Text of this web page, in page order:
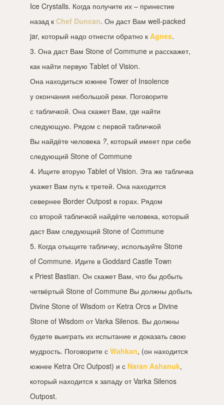
Ice Crystalls. Когда получите их – принестие
назад к Chef Duncan. Он даст Вам well-packed
jar, который надо отнести обратно к Agnes.
3. Она даст Вам Stone of Commune и расскажет,
как найти первую Tablet of Vision.
Она находиться южнее Tower of Insolence
у окончания небольшой реки. Поговорите
с табличкой. Она скажет Вам, где найти
следующую. Рядом с первой табличкой
Вы найдёте человека ?, который имеет при себе
следующий Stone of Commune
4. Ищите вторую Tablet of Vision. Эта же табличка
укажет Вам путь к третей. Она находится
севернее Border Outpost в горах. Рядом
со второй табличкой найдёте человека, который
даст Вам следующий Stone of Commune
5. Когда отыщите табличку, используйте Stone
of Commune. Идите в Goddard Castle Town
к Priest Bastian. Он скажет Вам, что бы добыть
четвёртый Stone of Commune Вы должны добыть
Divine Stone of Wisdom от Ketra Orcs и Divine
Stone of Wisdom от Varka Silenos. Вы должны
будете выиграть их испытание и доказать свою
мудрость. Поговорите с Wahkan, (он находится
южнее Ketra Orc Outpost) и с Naran Ashanuk,
который находится к западу от Varka Silenos
Outpost.